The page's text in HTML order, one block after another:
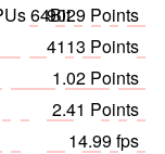
64Bit
9029 Points
4113 Points
1.02 Points
2.41 Points
14.99 fps